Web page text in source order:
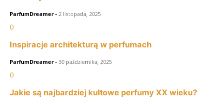
ParfumDreamer - 2 listopada, 2025
0
Inspiracje architekturą w perfumach
ParfumDreamer - 30 października, 2025
0
Jakie są najbardziej kultowe perfumy XX wieku?